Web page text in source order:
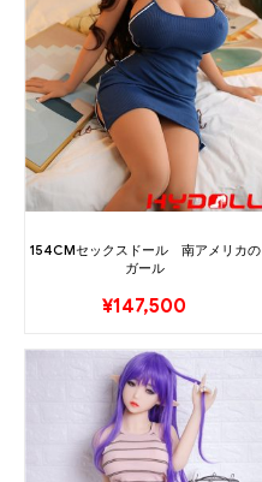
154CMセックスドール 南アメリカの
ガール
¥147,500